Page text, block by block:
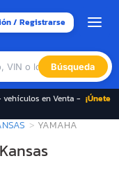
/ Registrarse
Búsqueda
vehículos en Venta - ¡Únete
YAMAHA